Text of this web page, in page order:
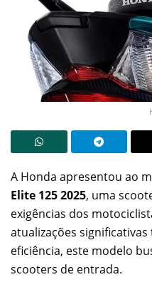
A Honda apresentou ao
Elite 125 2025, uma
exigências dos
atualizações
eficiência, este modelo
scooters de entrada.